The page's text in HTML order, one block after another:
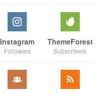
Instagram
Followers
ThemeForest
Subscribers